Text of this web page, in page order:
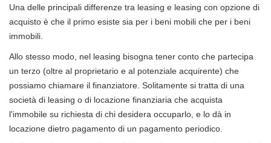
Una delle principali differenze tra leasing e leasing con opzione di
acquisto è che il primo esiste sia per i beni mobili che per i beni
immobili.
Allo stesso modo, nel leasing bisogna tener conto che partecipa
un terzo (oltre al proprietario e al potenziale acquirente) che
possiamo chiamare il finanziatore. Solitamente si tratta di una
società di leasing o di locazione finanziaria che acquista
l'immobile su richiesta di chi desidera occuparlo, e lo dà in
locazione dietro pagamento di un pagamento periodico.